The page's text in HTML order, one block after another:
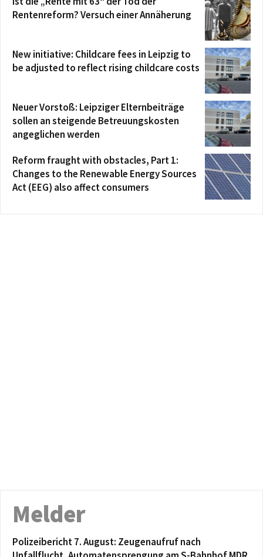
Rentenreform? Versuch einer Annäherung
New initiative: Childcare fees in Leipzig to
be adjusted to reflect rising childcare costs
Neuer Vorstoß: Leipziger Elternbeiträge
sollen an steigende Betreuungskosten
angeglichen werden
Reform fraught with obstacles, Part 1:
Changes to the Renewable Energy Sources
Act (EEG) also affect consumers
Melder
Polizeibericht 7. August: Zeugenaufruf nach